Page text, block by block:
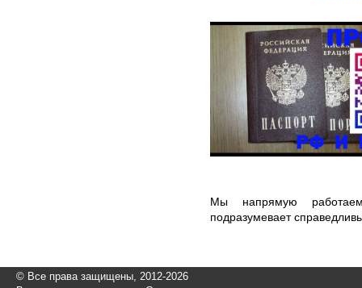
Мы напрямую
подразумевает
© Все права защищены, 2012-2026